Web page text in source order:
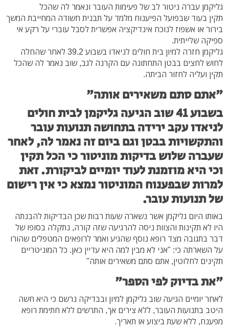
גליקמן עברה ניטור לב של פעימות העובר ונאמר לה שהכל
תקין בעוד שבפועל הפיענוח מלמד על תבנית חשודה המחייבת המשך
בירור או אשפוז לנוכח אינדיקציה אפשרית לסבל עוברי על רקע אי
ספיקה שלייתית.
גליקמן חזרה למיון בית חולים לניאדו בשבוע 39.2 לאחר שהחלה
לחוש לחצים בבטן התחתונה עם הקרנה לגב, שוב נאמר לה שהכל
תקין ועליה לחזור הביתה.
"אתם סתם משאירים אותה"
בשבוע 41 שוב הגיעה גליקמן לבית חולים
לניאדו עקב ירידה בתחושה תנועות עובר
והתקשויות בבטן וגם ביום זה נאמר לה, לאחר
שעברה שלוש בדיקות מוניטור כי הכל תקין
וכי היא מוזמנת לעוד יומיים לביקורת. זאת
למרות שבפענוח המוניטור נמצא כי אין רישום
של תנועות עובר.
באותו היום גליקמן אשר נשארה שעות רבות שכן הבדיקות להבנתה
היו לא תקינות והצוות ניסה להרגיעה שזה קורה, נתקלה בסופו של
דבר בתגובה מצד רופא נוסף שהגיע ואמר לרופאים המטפלים שהורו
על השארתה כי: "אני לא מבין למה היא עדיין כאן. כל המוניטריים
תקינים לחלוטין, אתם סתם משאירים אותה"
"את בדיוק לפי הספר"
לאחר יומיים הגיעה שוב גליקמן למיון ובבדיקה נרשם כי היא חשה
היטב בתנועות העובר, ללא צירים אך, התרשים ללא חתימת רופא
מפענח, ללא שעת ביצוע או תאריך.